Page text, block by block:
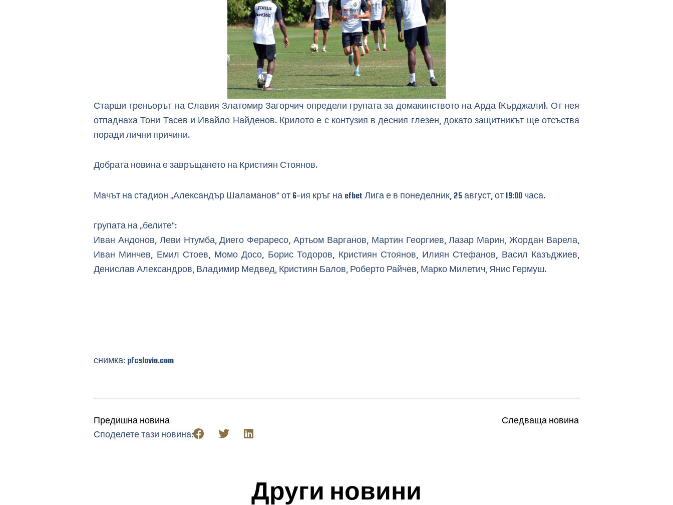
Старши треньорът на Славия Златомир Загорчич определи групата за домакинството на Арда (Кърджали). От нея
отпаднаха Тони Тасев и Ивайло Найденов. Крилото е с контузия в десния глезен, докато защитникът ще отсъства
поради лични причини.
Добрата новина е завръщането на Кристиян Стоянов.
Мачът на стадион „Александър Шаламанов“ от 6-ия кръг на efbet Лига е в понеделник, 25 август, от 19:00 часа.
групата на „белите“:
Иван Андонов, Леви Нтумба, Диего Фераресо, Артьом Варганов, Мартин Георгиев, Лазар Марин, Жордан Варела,
Иван Минчев, Емил Стоев, Момо Досо, Борис Тодоров, Кристиян Стоянов, Илиян Стефанов, Васил Казъджиев,
Денислав Александров, Владимир Медвед, Кристиян Балов, Роберто Райчев, Марко Милетич, Янис Гермуш.
снимка: pfcslavia.com
Предишна новина
Следваща новина
Споделете тази новина:
Други новини